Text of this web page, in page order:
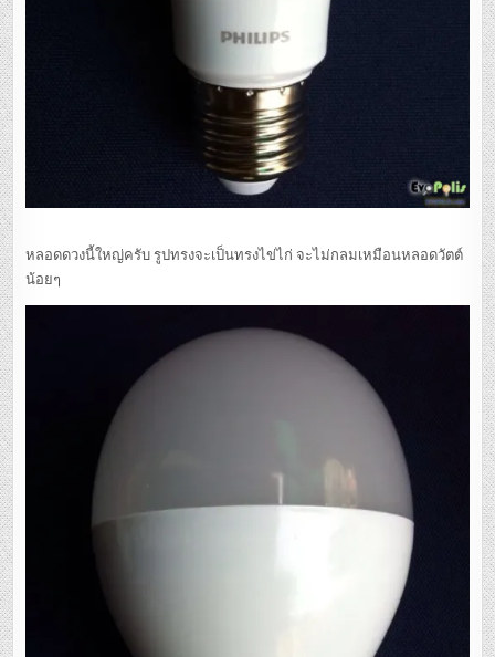
หลอดดวงนี้ใหญ่ครับ รูปทรงจะเป็นทรงไข่ไก่ จะไม่กลมเหมือนหลอดวัตต์
น้อยๆ